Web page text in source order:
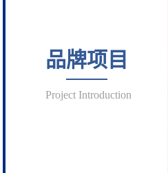
品牌项目
Project Introduction